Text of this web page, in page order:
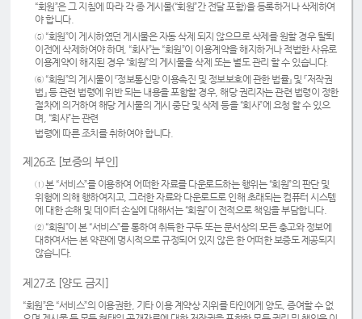
“회원”은 그 지침에 따라 각 종 게시물(“회원”간 전달 포함)을 등록하거나 삭제하여
야 합니다.
⑤ “회원”이 게시하였던 게시물은 자동 삭제 되지 않으므로 삭제를 원할 경우 탈퇴
이전에 삭제하여야 하며, “회사”는 “회원”이 이용계약을 해지하거나 적법한 사유로
이용계약이 해지된 경우 “회원”의 게시물을 삭제 또는 별도 관리 할 수 있습니다.
⑥ “회원”의 게시물이 『정보통신망 이용촉진 및 정보보호에 관한 법률』 및 『저작권
법』 등 관련 법령에 위반 되는 내용을 포함할 경우, 해당 권리자는 관련 법령이 정한
절차에 의거하여 해당 게시물의 게시 중단 및 삭제 등을 “회사”에 요청 할 수 있으
며, “회사”는 관련
법령에 따른 조치를 취하여야 합니다.
제26조 [보증의 부인]
① 본 “서비스”를 이용하여 어떠한 자료를 다운로드하는 행위는 “회원”의 판단 및
위험에 의해 행하여지고, 그러한 자료와 다운로드로 인해 초래되는 컴퓨터 시스템
에 대한 손해 및 데이터 손실에 대해서는 “회원”이 전적으로 책임을 부담합니다.
② “회원”이 본 “서비스”를 통하여 취득한 구두 또는 문서상의 모든 충고와 정보에
대하여서는 본 약관에 명시적으로 규정되어 있지 않은 한 어떠한 보증도 제공되지
않습니다.
제27조 [양도 금지]
“회원”은 “서비스”의 이용권한, 기타 이용 계약상 지위를 타인에게 양도, 증여할 수 없